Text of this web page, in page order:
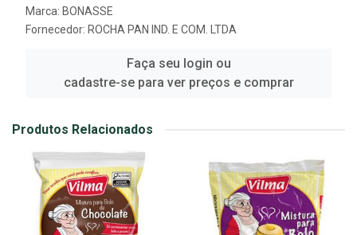
Marca: BONASSE
Fornecedor: ROCHA PAN IND. E COM. LTDA
Faça seu login ou
cadastre-se para ver preços e comprar
Produtos Relacionados